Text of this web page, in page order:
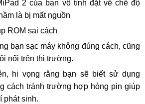
2 của bạn vô tình đặt về chế độ
là bị mất nguồn
ROM sai cách
bạn sạc máy không đúng cách, cũng
nổi trên thị trường.
hi vọng rằng bạn sẽ biết sử dụng
cách tránh trường hợp hỏng pin giúp
phát sinh.